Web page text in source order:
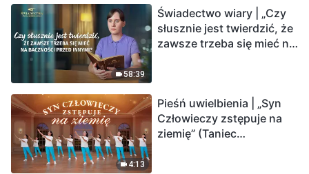
58:39
Świadectwo wiary | „Czy
słusznie jest twierdzić, że
zawsze trzeba się mieć na
4:13
Pieśń uwielbienia | „Syn
Człowieczy zstępuje na
ziemię” (Taniec